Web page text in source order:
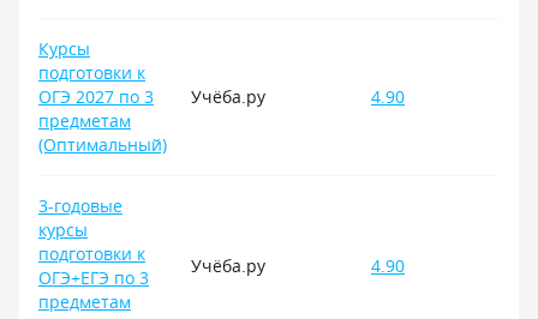
Курсы
подготовки к
ОГЭ 2027 по 3
предметам
(Оптимальный)
Учёба.ру 4.90
3-годовые
курсы
подготовки к
ОГЭ+ЕГЭ по 3
предметам
Учёба.ру 4.90